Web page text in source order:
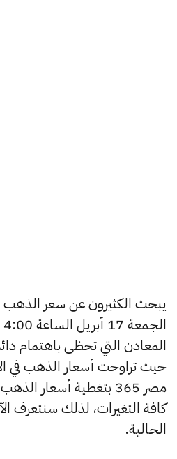
يبحث الكثيرون عن سعر الذهب
المعادن التي تحظى باهتمام
حيث تراوحت أسعار الذهب في
مصر 365 بتغطية أسعار
كافة التغيرات، لذلك سنتعرف
الحالية.